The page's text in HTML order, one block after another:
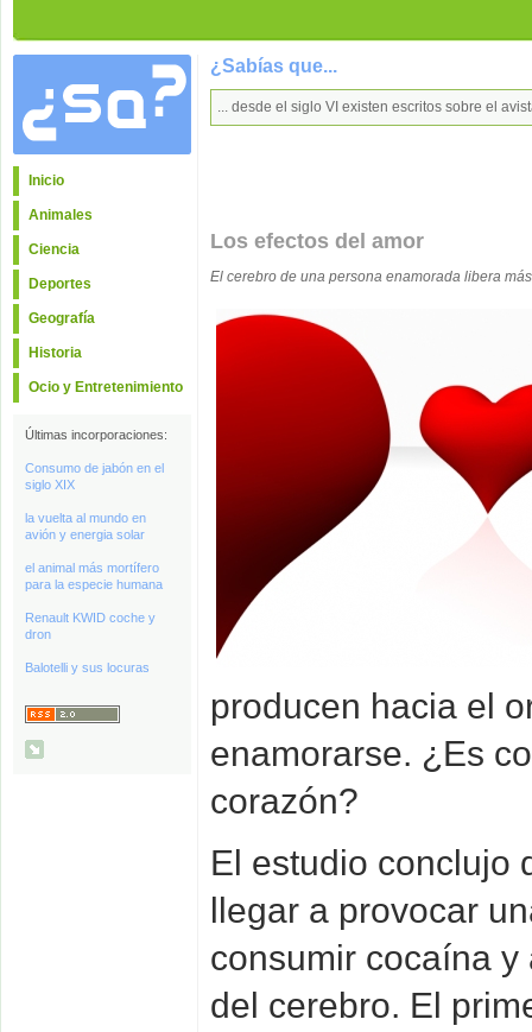
Inicio
Animales
Ciencia
Deportes
Geografía
Historia
Ocio y Entretenimiento
Últimas incorporaciones:
Consumo de jabón en el
siglo XIX
la vuelta al mundo en
avión y energia solar
el animal más mortífero
para la especie humana
Renault KWID coche y
dron
Balotelli y sus locuras
¿Sabías que...
... desde el siglo VI existen escritos sobre el
Los efectos del amor
El cerebro de una persona enamorada libera
producen hacia el
enamorarse. ¿Es
corazón?
El estudio conclujo
llegar a provocar
consumir cocaína
del cerebro. El